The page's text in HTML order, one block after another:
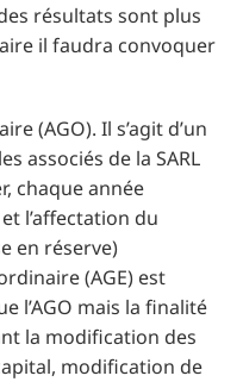
résultats sont plus
il faudra convoquer
(AGO). Il s’agit d’un
associés de la SARL
chaque année
l’affectation du
en réserve)
(AGE) est
l’AGO mais la finalité
la modification des
modification de